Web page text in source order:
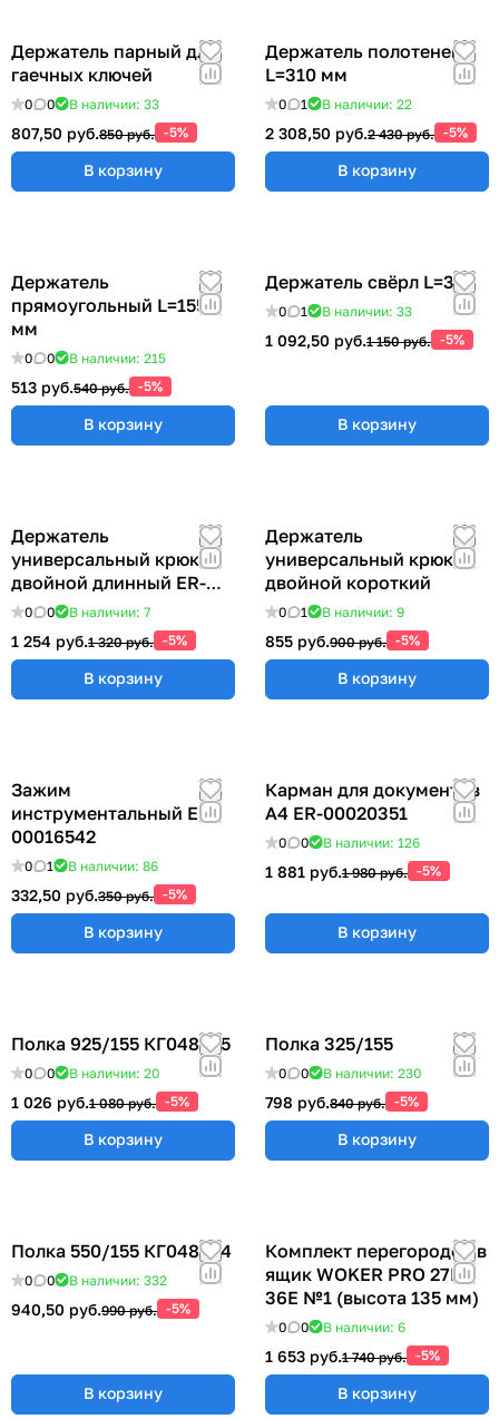
Держатель парный для
гаечных ключей
0 0 В наличии: 33
807,50 руб.850 руб. -5%
В корзину
Держатель полотенец
L=310 мм
0 1 В наличии: 22
2 308,50 руб.2 430 руб. -5%
В корзину
Держатель
прямоугольный L=155
мм
0 0 В наличии: 215
513 руб.540 руб. -5%
В корзину
Держатель свёрл L=315
0 1 В наличии: 33
1 092,50 руб.1 150 руб. -5%
В корзину
Держатель
универсальный крюк
двойной длинный ER-
00012769
0 0 В наличии: 7
1 254 руб.1 320 руб. -5%
В корзину
Держатель
универсальный крюк
двойной короткий
0 1 В наличии: 9
855 руб.900 руб. -5%
В корзину
Зажим
инструментальный ER-
00016542
0 1 В наличии: 86
332,50 руб.350 руб. -5%
В корзину
Карман для документов
А4 ER-00020351
0 0 В наличии: 126
1 881 руб.1 980 руб. -5%
В корзину
Полка 925/155 КГ048825
0 0 В наличии: 20
1 026 руб.1 080 руб. -5%
В корзину
Полка 325/155
0 0 В наличии: 230
798 руб.840 руб. -5%
В корзину
Полка 550/155 КГ048824
0 0 В наличии: 332
940,50 руб.990 руб. -5%
В корзину
Комплект перегородок в
ящик WOKER PRO 27E х
36E №1 (высота 135 мм)
0 0 В наличии: 6
1 653 руб.1 740 руб. -5%
В корзину